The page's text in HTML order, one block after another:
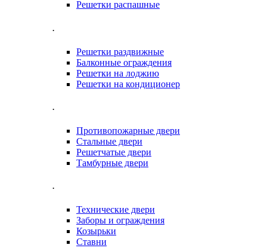
Решетки распашные
.
Решетки раздвижные
Балконные ограждения
Решетки на лоджию
Решетки на кондиционер
.
Противопожарные двери
Стальные двери
Решетчатые двери
Тамбурные двери
.
Технические двери
Заборы и ограждения
Козырьки
Ставни